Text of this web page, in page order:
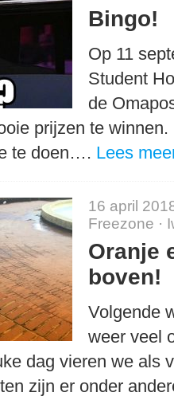
Bingo!
Op 11
Student
de
prijzen te
te doen…. Lees
16 april
Freezone ·
Oranje
boven!
Volgende
weer veel
dag vieren we als
zijn er onder